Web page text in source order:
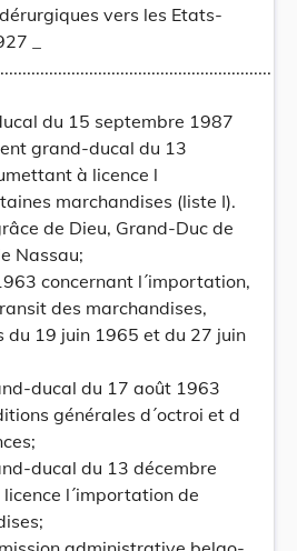
vers les Etats-
_
du 15 septembre 1987
grand-ducal du 13
à licence l
marchandises (liste I).
de Dieu, Grand-Duc de
Nassau;
concernant l´importation,
des marchandises,
du 19 juin 1965 et du 27 juin
ducal du 17 août 1963
générales d´octroi et d
ducal du 13 décembre
l´importation de